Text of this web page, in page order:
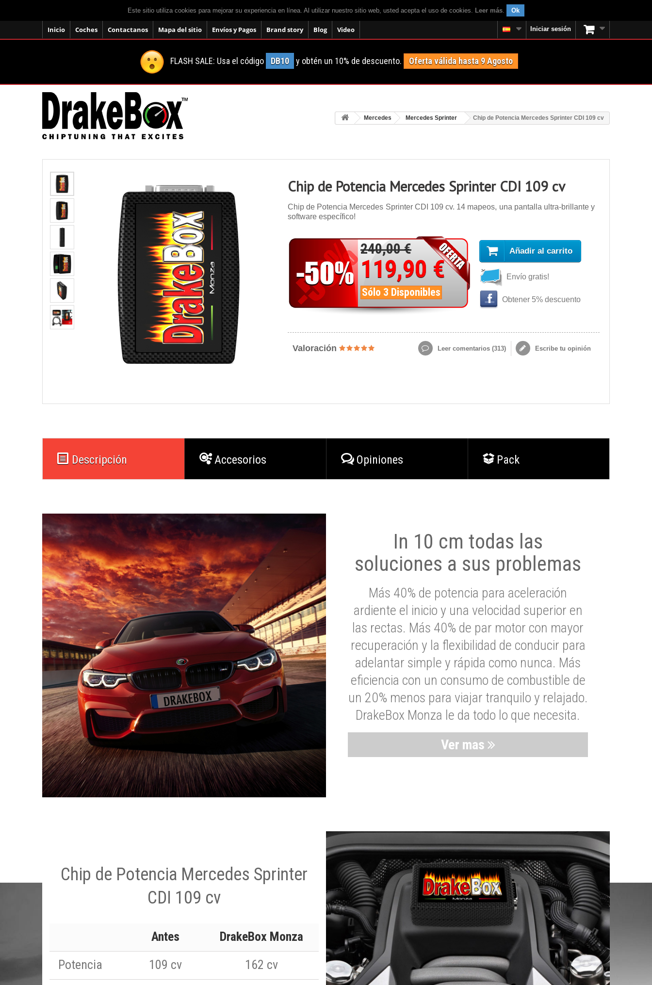
Este sitio utiliza cookies para mejorar su experiencia en línea. Al utilizar nuestro sitio web, usted acepta el uso de cookies. Leer más. Ok
Inicio Coches Contactanos Mapa del sitio Envíos y Pagos Brand story Blog Video Iniciar sesión
FLASH SALE: Usa el código DB10 y obtén un 10% de descuento. Oferta válida hasta 9 Agosto
Mercedes Mercedes Sprinter Chip de Potencia Mercedes Sprinter CDI 109 cv
Chip de Potencia Mercedes Sprinter CDI 109 cv
Chip de Potencia Mercedes Sprinter CDI 109 cv. 14 mapeos, una pantalla ultra-brillante y
software específico!
240,00 €
119,90 €
Sólo 3 Disponibles
Añadir al carrito
Envío gratis!
Obtener 5% descuento
Valoración Leer comentarios (313) Escribe tu opinión
Descripción Accesorios Opiniones Pack
In 10 cm todas las
soluciones a sus problemas
Más 40% de potencia para aceleración
ardiente el inicio y una velocidad superior en
las rectas. Más 40% de par motor con mayor
recuperación y la flexibilidad de conducir para
adelantar simple y rápida como nunca. Más
eficiencia con un consumo de combustible de
un 20% menos para viajar tranquilo y relajado.
DrakeBox Monza le da todo lo que necesita.
Ver mas
Chip de Potencia Mercedes Sprinter
CDI 109 cv
Antes
DrakeBox Monza
Potencia
109 cv
162 cv